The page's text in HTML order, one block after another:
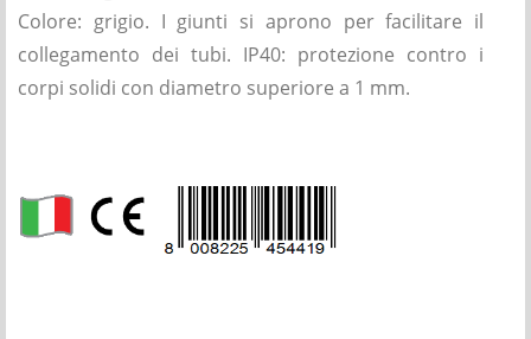
Colore: grigio. I giunti si aprono per facilitare il
collegamento dei tubi. IP40: protezione contro i
corpi solidi con diametro superiore a 1 mm.